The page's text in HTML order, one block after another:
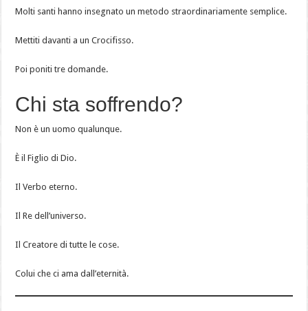
Molti santi hanno insegnato un metodo straordinariamente semplice.
Mettiti davanti a un Crocifisso.
Poi poniti tre domande.
Chi sta soffrendo?
Non è un uomo qualunque.
È il Figlio di Dio.
Il Verbo eterno.
Il Re dell’universo.
Il Creatore di tutte le cose.
Colui che ci ama dall’eternità.